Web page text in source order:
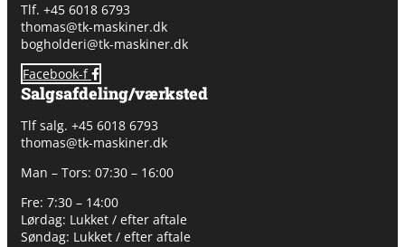
​Tlf. +45 6018 6793
thomas@tk-maskiner.dk
bogholderi@tk-maskiner.dk
Facebook-f
Salgsafdeling/værksted
Tlf salg. +45 6018 6793
thomas@tk-maskiner.dk
Man – Tors: 07:30 – 16:00
Fre: 7:30 – 14:00
Lørdag: Lukket / efter aftale
Søndag: Lukket / efter aftale